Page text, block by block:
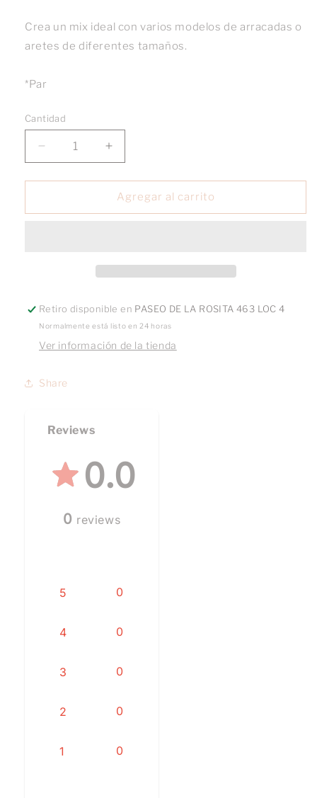
Crea un mix ideal con varios modelos de arracadas o
aretes de diferentes tamaños.
*Par
Cantidad
Reducir
cantidad
para
Allure
Aumentar
cantidad
para
Arete
Allure
Agregar al carrito
Retiro disponible en PASEO DE LA ROSITA 463 LOC 4
Normalmente está listo en 24 horas
Ver información de la tienda
Share
Reviews
0.0
0 reviews
5 0
4 0
3 0
2 0
1 0